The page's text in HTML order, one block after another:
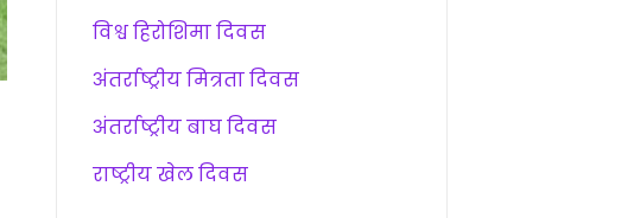
विश्व हिरोशिमा दिवस
अंतर्राष्ट्रीय मित्रता दिवस
अंतर्राष्ट्रीय बाघ दिवस
राष्ट्रीय खेल दिवस